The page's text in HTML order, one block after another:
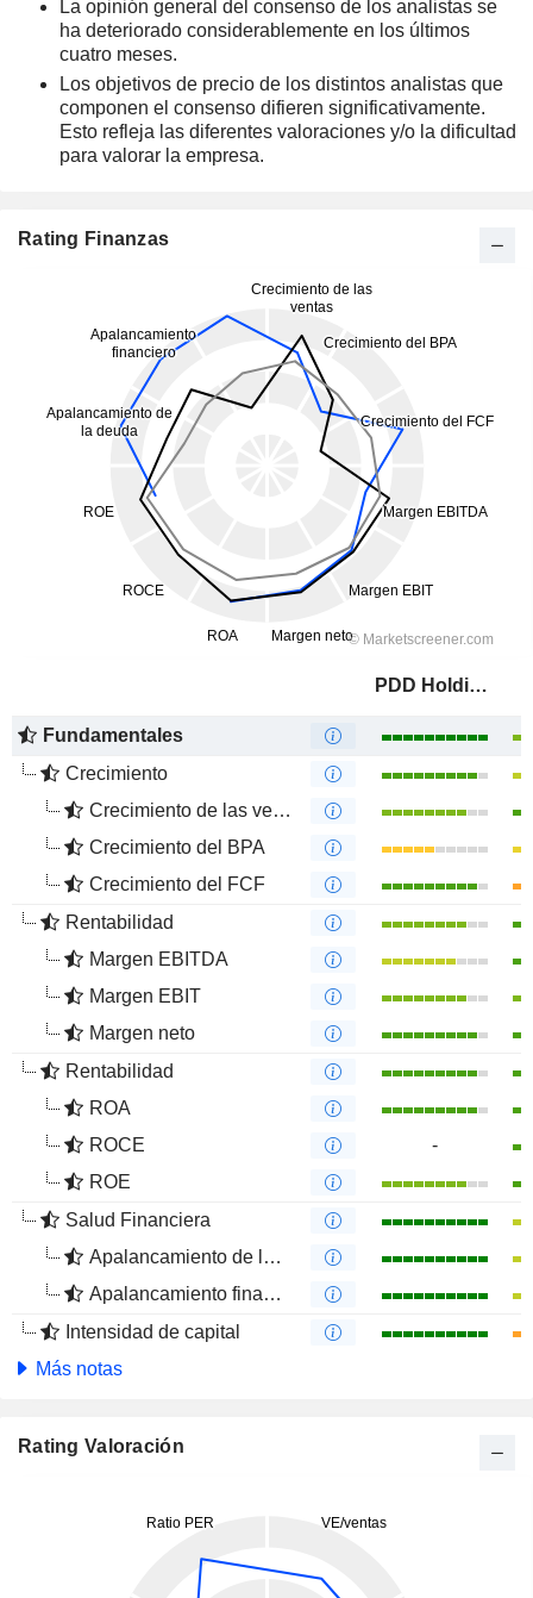
La opinión general del consenso de los analistas se
ha deteriorado considerablemente en los últimos
cuatro meses.
Los objetivos de precio de los distintos analistas que
componen el consenso difieren significativamente.
Esto refleja las diferentes valoraciones y/o la dificultad
para valorar la empresa.
Rating Finanzas
PDD Holdings Inc.
Fundamentales
Crecimiento
Crecimiento de las ventas
Crecimiento del BPA
Crecimiento del FCF
Rentabilidad
Margen EBITDA
Margen EBIT
Margen neto
Rentabilidad
ROA
ROCE
-
ROE
Salud Financiera
Apalancamiento de la deuda
Apalancamiento financiero
Intensidad de capital
Más notas
Rating Valoración